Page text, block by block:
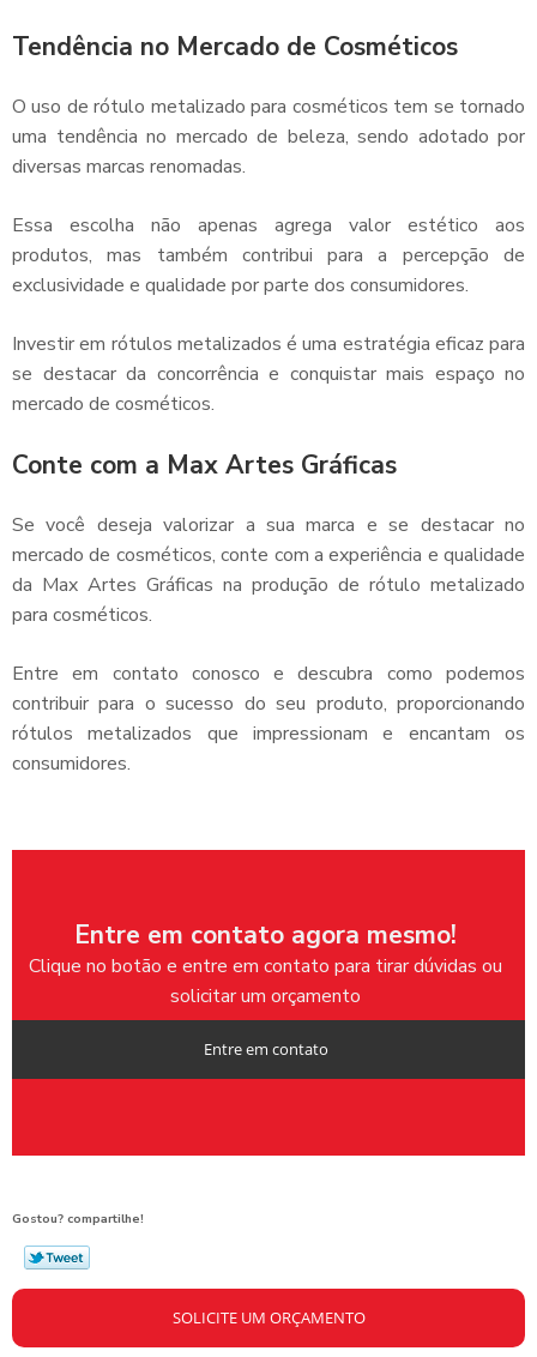
Tendência no Mercado de Cosméticos
O uso derótulo metalizado para cosméticos tem se tornado
uma tendência no mercado de beleza, sendo adotado por
diversas marcas renomadas.
Essa escolha não apenas agrega valor estético aos
produtos, mas também contribui para a percepção de
exclusividade e qualidade por parte dos consumidores.
Investir em rótulos metalizados é uma estratégia eficaz para
se destacar da concorrência e conquistar mais espaço no
mercado de cosméticos.
Conte com a Max Artes Gráficas
Se você deseja valorizar a sua marca e se destacar no
mercado de cosméticos, conte com a experiência e qualidade
da Max Artes Gráficas na produção de rótulo metalizado
para cosméticos.
Entre em contato conosco e descubra como podemos
contribuir para o sucesso do seu produto, proporcionando
rótulos metalizados que impressionam e encantam os
consumidores.
Entre em contato agora mesmo!
Clique no botão e entre em contato para tirar dúvidas ou
solicitar um orçamento
Entre em contato
Gostou? compartilhe!
SOLICITE UM ORÇAMENTO